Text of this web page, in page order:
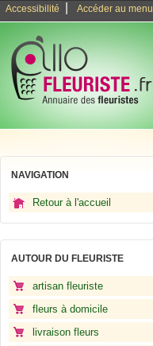
Accessibilité Accéder au menu
NAVIGATION
Retour à l'accueil
AUTOUR DU FLEURISTE
artisan fleuriste
fleurs à domicile
livraison fleurs